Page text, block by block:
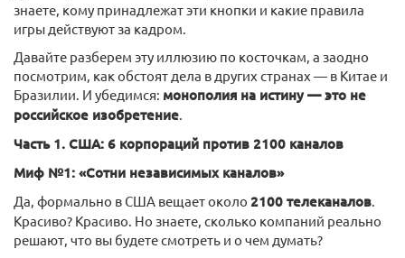
знаете, кому принадлежат эти кнопки и какие правила
игры действуют за кадром.
Давайте разберем эту иллюзию по косточкам, а заодно
посмотрим, как обстоят дела в других странах — в Китае и
Бразилии. И убедимся: монополия на истину — это не
российское изобретение.
Часть 1. США: 6 корпораций против 2100 каналов
Миф №1: «Сотни независимых каналов»
Да, формально в США вещает около 2100 телеканалов.
Красиво? Красиво. Но знаете, сколько компаний реально
решают, что вы будете смотреть и о чем думать?